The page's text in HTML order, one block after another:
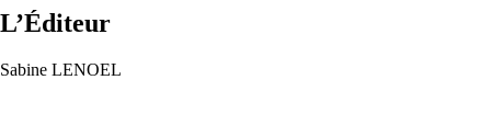
L’Éditeur
Sabine LENOEL